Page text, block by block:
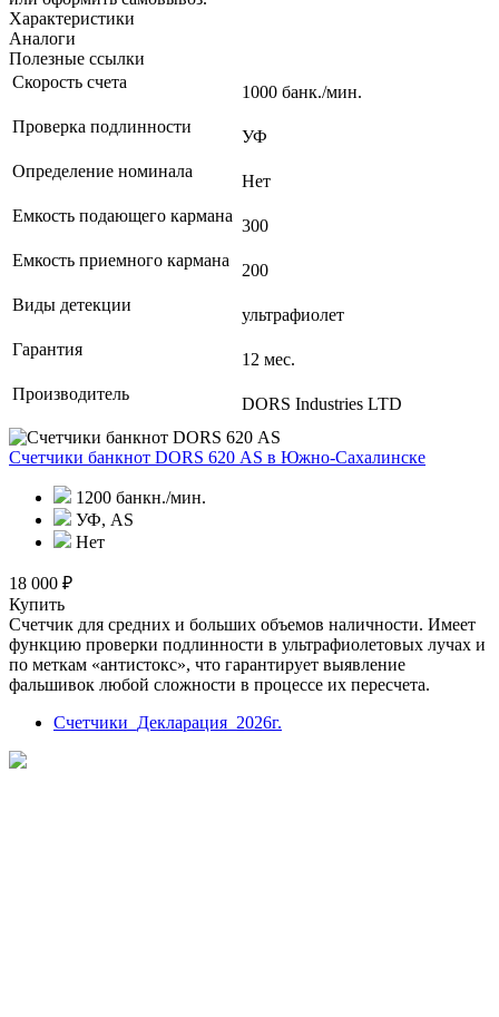
Характеристики
Аналоги
Полезные ссылки
Скорость счета
1000 банк./мин.
Проверка подлинности
УФ
Определение номинала
Нет
Емкость подающего кармана
300
Емкость приемного кармана
200
Виды детекции
ультрафиолет
Гарантия
12 мес.
Производитель
DORS Industries LTD
Счетчики банкнот DORS 620 АS в Южно-Сахалинске
1200 банкн./мин.
УФ, AS
Нет
18 000 ₽
Купить
Счетчик для средних и больших объемов наличности. Имеет
функцию проверки подлинности в ультрафиолетовых лучах и
по меткам «антистокс», что гарантирует выявление
фальшивок любой сложности в процессе их пересчета.
Счетчики_Декларация_2026г.